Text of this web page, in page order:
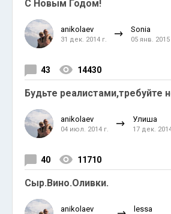
С Новым Годом!
anikolaev
31 дек. 2014 г.
Sonia
05 янв. 2015
43 14430
Будьте реалистами,требуйте
anikolaev
04 июл. 2014 г.
Улиша
17 дек.
40 11710
Сыр.Вино.Оливки.
anikolaev lessa